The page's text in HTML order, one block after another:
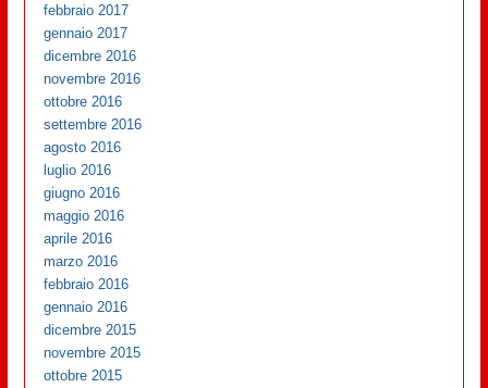
febbraio 2017
gennaio 2017
dicembre 2016
novembre 2016
ottobre 2016
settembre 2016
agosto 2016
luglio 2016
giugno 2016
maggio 2016
aprile 2016
marzo 2016
febbraio 2016
gennaio 2016
dicembre 2015
novembre 2015
ottobre 2015